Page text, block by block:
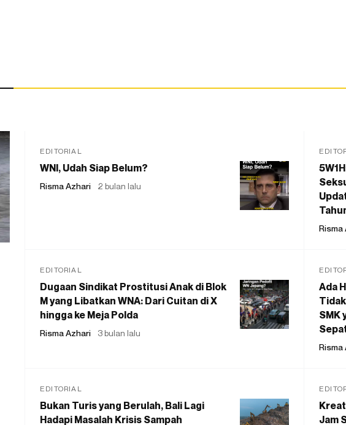
EDITORIAL
WNI, Udah Siap Belum?
Risma Azhari 2 bulan lalu
Risma
EDITORIAL
Dugaan Sindikat Prostitusi Anak di Blok
M yang Libatkan WNA: Dari Cuitan di X
hingga ke Meja Polda
Risma Azhari 3 bulan lalu
Ada
SMK
Risma
EDITORIAL
Bukan Turis yang Berulah, Bali Lagi
Hadapi Masalah Krisis Sampah
Jam